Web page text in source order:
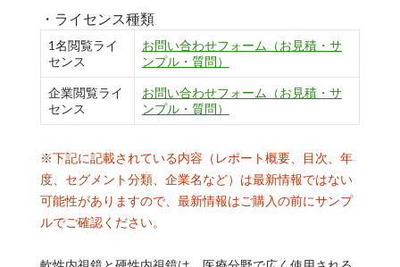
・ライセンス種類
1名閲覧ライ
センス
お問い合わせフォーム（お見積・サ
ンプル・質問）
企業閲覧ライ
センス
お問い合わせフォーム（お見積・サ
ンプル・質問）
※下記に記載されている内容（レポート概要、目次、年
度、セグメント分類、企業名など）は最新情報ではない
可能性がありますので、最新情報はご購入の前にサンプ
ルでご確認ください。